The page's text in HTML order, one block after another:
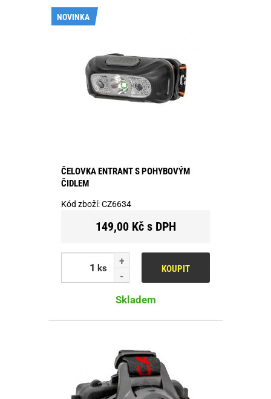
ČELOVKA ENTRANT S POHYBOVÝM
ČIDLEM
Kód zboží:CZ6634
149,00 Kč s DPH
ks KOUPIT
Skladem
NOVINKA